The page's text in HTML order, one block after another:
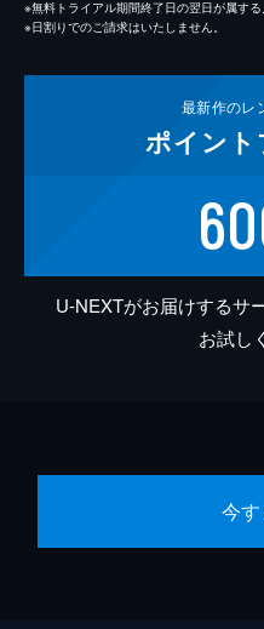
※無料トライアル期間終了日の翌日が属する
※日割りでのご請求はいたしません。
最新作のレ
ポイント
U-NEXTがお届けするサ
お試し
今